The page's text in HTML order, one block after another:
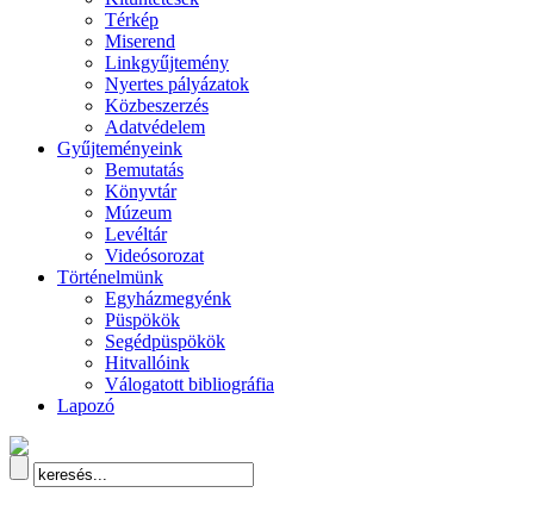
Térkép
Miserend
Linkgyűjtemény
Nyertes pályázatok
Közbeszerzés
Adatvédelem
Gyűjteményeink
Bemutatás
Könyvtár
Múzeum
Levéltár
Videósorozat
Történelmünk
Egyházmegyénk
Püspökök
Segédpüspökök
Hitvallóink
Válogatott bibliográfia
Lapozó